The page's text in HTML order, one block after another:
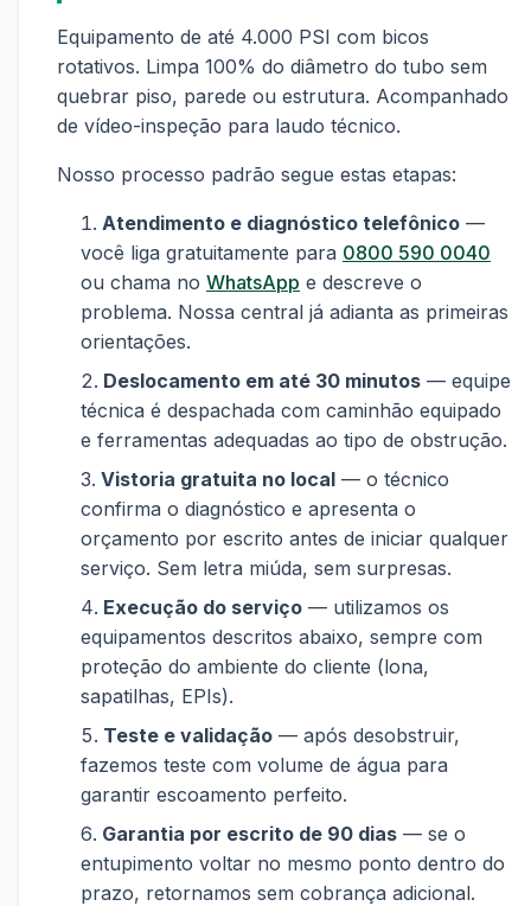
Equipamento de até 4.000 PSI com bicos
rotativos. Limpa 100% do diâmetro do tubo sem
quebrar piso, parede ou estrutura. Acompanhado
de vídeo-inspeção para laudo técnico.
Nosso processo padrão segue estas etapas:
Atendimento e diagnóstico telefônico —
você liga gratuitamente para 0800 590 0040
ou chama no WhatsApp e descreve o
problema. Nossa central já adianta as primeiras
orientações.
Deslocamento em até 30 minutos — equipe
técnica é despachada com caminhão equipado
e ferramentas adequadas ao tipo de obstrução.
Vistoria gratuita no local — o técnico
confirma o diagnóstico e apresenta o
orçamento por escrito antes de iniciar qualquer
serviço. Sem letra miúda, sem surpresas.
Execução do serviço — utilizamos os
equipamentos descritos abaixo, sempre com
proteção do ambiente do cliente (lona,
sapatilhas, EPIs).
Teste e validação — após desobstruir,
fazemos teste com volume de água para
garantir escoamento perfeito.
Garantia por escrito de 90 dias — se o
entupimento voltar no mesmo ponto dentro do
prazo, retornamos sem cobrança adicional.